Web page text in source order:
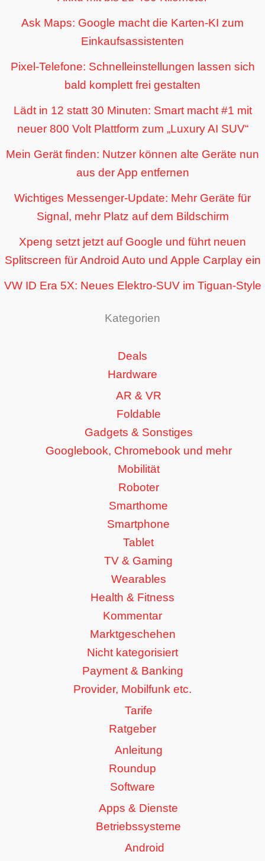
Ask Maps: Google macht die Karten-KI zum
Einkaufsassistenten
Pixel-Telefone: Schnelleinstellungen lassen sich
bald komplett frei gestalten
Lädt in 12 statt 30 Minuten: Smart macht #1 mit
neuer 800 Volt Plattform zum „Luxury AI SUV“
Mein Gerät finden: Nutzer können alte Geräte nun
aus der App entfernen
Wichtiges Messenger-Update: Mehr Geräte für
Signal, mehr Platz auf dem Bildschirm
Xpeng setzt jetzt auf Google und führt neuen
Splitscreen für Android Auto und Apple Carplay ein
VW ID Era 5X: Neues Elektro-SUV im Tiguan-Style
Kategorien
Deals
Hardware
AR & VR
Foldable
Gadgets & Sonstiges
Googlebook, Chromebook und mehr
Mobilität
Roboter
Smarthome
Smartphone
Tablet
TV & Gaming
Wearables
Health & Fitness
Kommentar
Marktgeschehen
Nicht kategorisiert
Payment & Banking
Provider, Mobilfunk etc.
Tarife
Ratgeber
Anleitung
Roundup
Software
Apps & Dienste
Betriebssysteme
Android